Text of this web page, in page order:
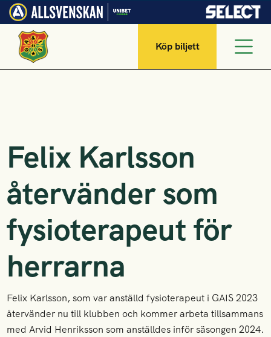
Köp biljett
Felix Karlsson
återvänder som
fysioterapeut för
herrarna
Felix Karlsson, som var anställd fysioterapeut i GAIS 2023
återvänder nu till klubben och kommer arbeta tillsammans
med Arvid Henriksson som anställdes inför säsongen 2024.